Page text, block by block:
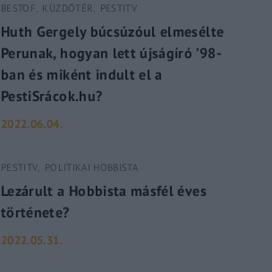
BESTOF KÜZDŐTÉR PESTITV
Huth Gergely búcsúzóul elmesélte
Perunak, hogyan lett újságíró ’98-
ban és miként indult el a
PestiSrácok.hu?
2022.06.04.
PESTITV POLITIKAI HOBBISTA
Lezárult a Hobbista másfél éves
története?
2022.05.31.